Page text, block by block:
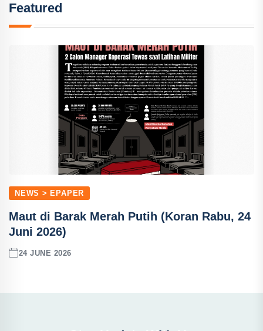
Featured
NEWS > EPAPER
Maut di Barak Merah Putih (Koran Rabu, 24
Juni 2026)
24 JUNE 2026